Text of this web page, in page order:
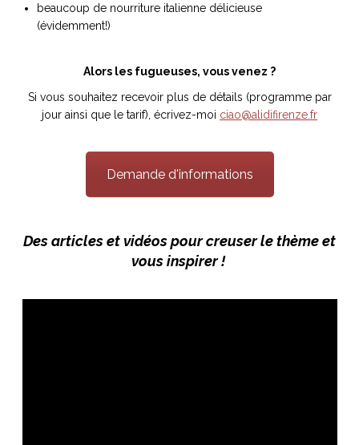
beaucoup de nourriture italienne délicieuse
(évidemment!)
Alors les fugueuses, vous venez ?
Si vous souhaitez recevoir plus de détails (programme par
jour ainsi que le tarif), écrivez-moi ciao@alidifirenze.fr
Demande d'informations
Des articles et vidéos pour creuser le thème et
vous inspirer !